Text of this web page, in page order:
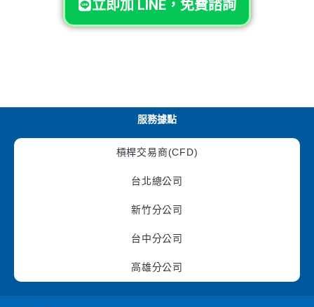
立即加 LINE，免費諮詢
服務據點
槓桿交易商(CFD)
台北總公司
新竹分公司
台中分公司
高雄分公司